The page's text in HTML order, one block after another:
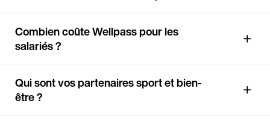
Combien coûte Wellpass pour les
salariés ?
Qui sont vos partenaires sport et bien-
être ?